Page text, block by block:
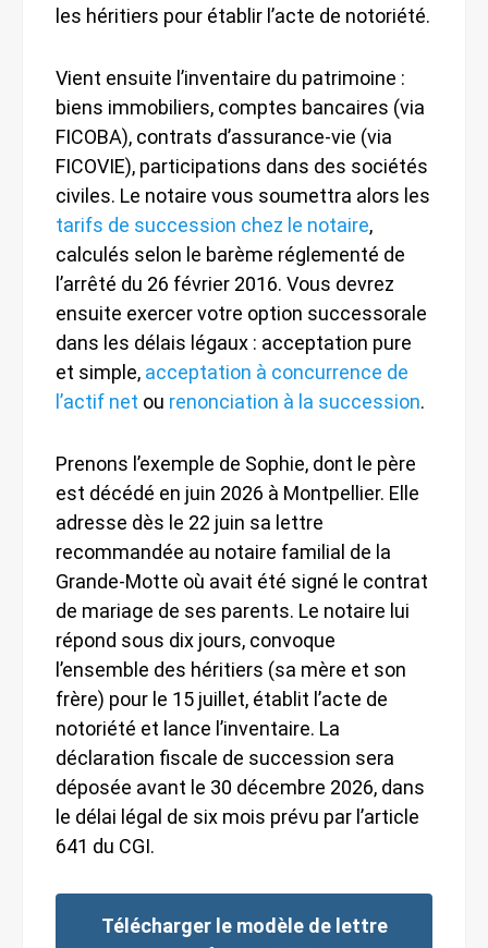
les héritiers pour établir l’acte de notoriété.
Vient ensuite l’inventaire du patrimoine :
biens immobiliers, comptes bancaires (via
FICOBA), contrats d’assurance-vie (via
FICOVIE), participations dans des sociétés
civiles. Le notaire vous soumettra alors les
tarifs de succession chez le notaire,
calculés selon le barème réglementé de
l’arrêté du 26 février 2016. Vous devrez
ensuite exercer votre option successorale
dans les délais légaux : acceptation pure
et simple, acceptation à concurrence de
l’actif net ou renonciation à la succession.
Prenons l’exemple de Sophie, dont le père
est décédé en juin 2026 à Montpellier. Elle
adresse dès le 22 juin sa lettre
recommandée au notaire familial de la
Grande-Motte où avait été signé le contrat
de mariage de ses parents. Le notaire lui
répond sous dix jours, convoque
l’ensemble des héritiers (sa mère et son
frère) pour le 15 juillet, établit l’acte de
notoriété et lance l’inventaire. La
déclaration fiscale de succession sera
déposée avant le 30 décembre 2026, dans
le délai légal de six mois prévu par l’article
641 du CGI.
Télécharger le modèle de lettre